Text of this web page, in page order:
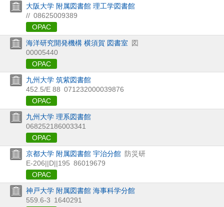
大阪大学 附属図書館 理工学図書館
// 08625009389
OPAC
海洋研究開発機構 横須賀 図書室
図
00005440
OPAC
九州大学 筑紫図書館
452.5/E 88 071232000039876
OPAC
九州大学 理系図書館
068252186003341
OPAC
京都大学 附属図書館 宇治分館 防災研
E-206||D||195 86019679
OPAC
神戸大学 附属図書館 海事科学分館
559.6-3 1640291